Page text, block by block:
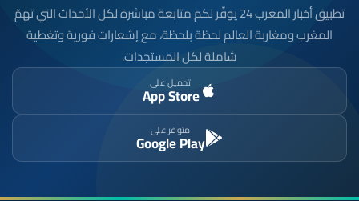
تطبيق أخبار المغرب 24 يوفّر لكم متابعة مباشرة لكل الأحداث التي تهمّ
المغرب ومغاربة العالم لحظة بلحظة، مع إشعارات فورية وتغطية
شاملة لكل المستجدات.
تحميل على
App Store
متوفر على
Google Play